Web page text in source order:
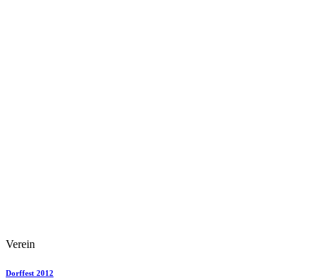
Verein
Dorffest 2012